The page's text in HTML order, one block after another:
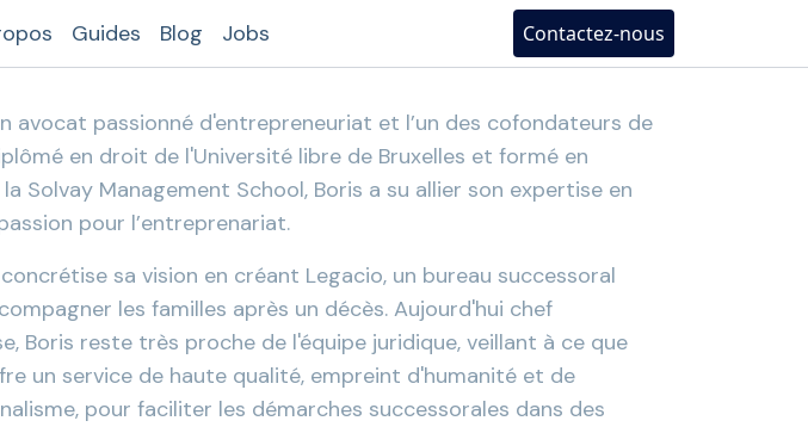
Guides Blog Jobs Contactez-nous
avocat passionné d'entrepreneuriat et l’un des cofondateurs de
en droit de l'Université libre de Bruxelles et formé en
Solvay Management School, Boris a su allier son expertise en
pour l’entreprenariat.
sa vision en créant Legacio, un bureau successoral
les familles après un décès. Aujourd'hui chef
Boris reste très proche de l'équipe juridique, veillant à ce que
un service de haute qualité, empreint d'humanité et de
pour faciliter les démarches successorales dans des